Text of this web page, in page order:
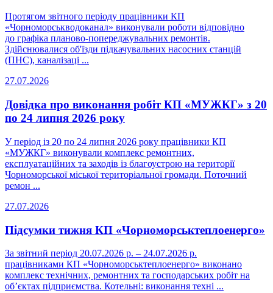
Протягом звітного періоду працівники КП
«Чорноморськводоканал» виконували роботи відповідно
до графіка планово-попереджувальних ремонтів.
Здійснювалися об'їзди підкачувальних насосних станцій
(ПНС), каналізаці ...
27.07.2026
Довідка про виконання робіт КП «МУЖКГ» з 20
по 24 липня 2026 року
У період із 20 по 24 липня 2026 року працівники КП
«МУЖКГ» виконували комплекс ремонтних,
експлуатаційних та заходів із благоустрою на території
Чорноморської міської територіальної громади. Поточний
ремон ...
27.07.2026
Підсумки тижня КП «Чорноморськтеплоенерго»
За звітний період 20.07.2026 р. – 24.07.2026 р.
працівниками КП «Чорноморськтеплоенерго» виконано
комплекс технічних, ремонтних та господарських робіт на
об’єктах підприємства. Котельні: виконання техні ...